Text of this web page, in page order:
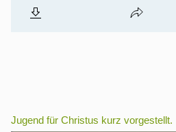
Jugend für Christus kurz vorgestellt.